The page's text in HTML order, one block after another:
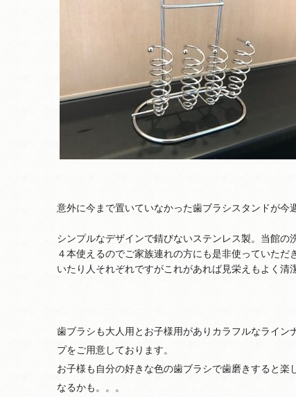
意外に今まで置いていなかった歯ブラシスタンドが今
シンプルなデザインで錆びないステンレス製。当館の
４本使えるのでご家族連れの方にも是非使っていた
いたり人それぞれですがこれがあれば見栄えもよく清
歯ブラシも大人用とお子様用がありカラフルなライン
プをご用意しております。
お子様も自分の好きな色の歯ブラシで歯磨きすると楽
なるかも。。。